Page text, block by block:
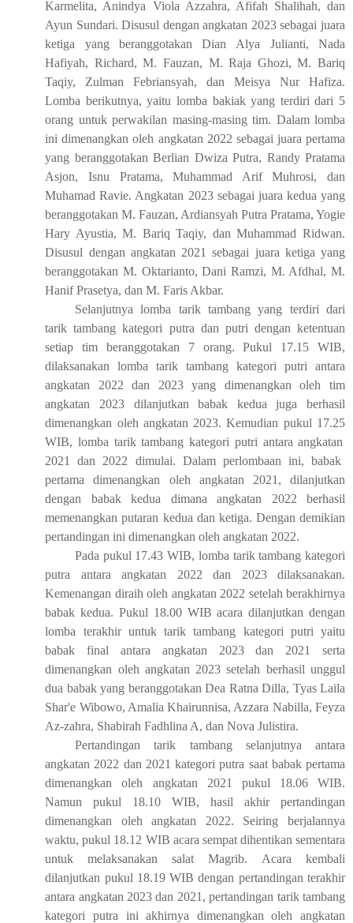
Karmelita, Anindya Viola Azzahra, Afifah Shalihah, dan
Ayun Sundari. Disusul dengan angkatan 2023 sebagai juara
ketiga yang beranggotakan Dian
Alya Julianti, Nada
Hafiyah, Richard, M. Fauzan, M. Raja Ghozi, M. Bariq
Taqiy, Zulman Febriansyah, dan Meisya Nur Hafiza.
Lomba berikutnya, yaitu lomba bakiak yang terdiri dari 5
orang untuk perwakilan masing-masing tim. Dalamlomba
ini dimenangkan oleh angkatan 2022 sebagai juara pertama
yang beranggotakan Berlian Dwiza Putra, Randy Pratama
Asjon, Isnu Pratama, Muhammad Arif Muhrosi, dan
Muhamad Ravie. Angkatan 2023 sebagai juara kedua yang
beranggotakan M. Fauzan, Ardiansyah Putra Pratama, Yogie
Hary Ayustia, M. Bariq Taqiy, dan Muhammad Ridwan.
Disusul dengan angkatan 2021 sebagai juara ketiga yang
beranggotakan M. Oktarianto, Dani Ramzi, M. Afdhal, M.
Hanif Prasetya, dan M. Faris Akbar.
Selanjutnya
lomba tarik tambang yang terdiri dari
tarik tambangkategori putra dan putri dengan ketentuan
setiap tim beranggotakan 7 orang.Pukul 17.15 WIB,
dilaksanakan lomba tarik tambangkategoriputri antara
angkatan 2022 dan 2023 yang dimenangkan oleh tim
angkatan 2023 dilanjutkan babak kedua juga berhasil
dimenangkan oleh angkatan 2023.Kemudian pukul 17.25
WIB, lomba tarik tambangkategori putri antaraangkatan
2021 dan 2022 dimulai. Dalam perlombaan ini, babak
pertama dimenangkan oleh angkatan 2021, dilanjutkan
dengan babak kedua dimanaangkatan 2022
berhasil
memenangkan putaran kedua dan ketiga. Dengan demikian
pertandingan ini dimenangkan oleh angkatan 2022.
Pada pukul 17.43 WIB, lomba tarik tambangkategori
putra antaraangkatan 2022 dan 2023 dilaksanakan.
Kemenangan diraih oleh angkatan 2022 setelah berakhirnya
babak kedua. Pukul 18.00WIB acara dilanjutkan dengan
lomba terakhir untuk tarik tambang kategori putri yaitu
babakfinal antara angkatan 2023 dan 2021
serta
dimenangkan oleh angkatan 2023 setelah berhasil unggul
dua babak yang beranggotakan Dea Ratna Dilla, Tyas Laila
Shar'e Wibowo, Amalia Khairunnisa, Azzara Nabilla, Feyza
Az-zahra, Shabirah Fadhlina A, dan Nova Julistira.
Pertandingantarik tambang selanjutnya antara
angkatan 2022 dan 2021 kategori putra saat babak pertama
dimenangkan oleh angkatan 2021 pukul 18.06WIB.
Namun
pukul 18.10 WIB, hasil akhir pertandingan
dimenangkan oleh angkatan 2022.
Seiring berjalannya
waktu, pukul 18.12 WIB acara sempat dihentikan sementara
untuk melaksanakan salat Magrib. Acara kembali
dilanjutkan pukul 18.19WIB dengan pertandingan terakhir
antara angkatan 2023 dan 2021,pertandingan tarik tambang
kategori putra ini akhirnya dimenangkan oleh angkatan